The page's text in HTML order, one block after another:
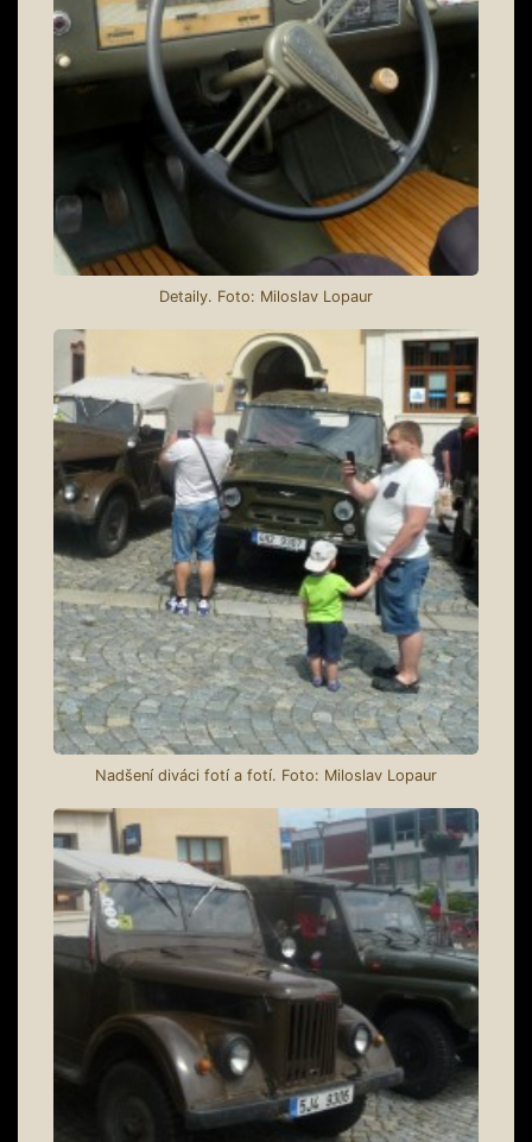
Detaily. Foto: Miloslav Lopaur
Nadšení diváci fotí a fotí. Foto: Miloslav Lopaur